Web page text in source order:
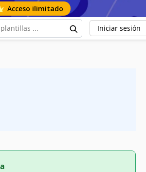
Acceso ilimitado
Iniciar sesión